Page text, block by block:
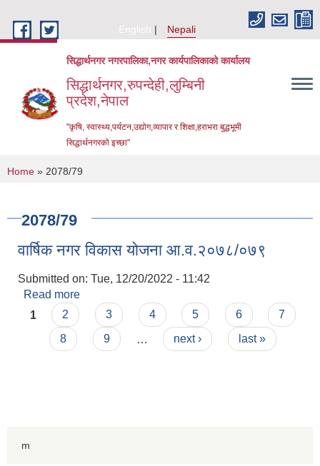
English
Nepali
सिद्धार्थनगर नगरपालिका,नगर कार्यपालिकाको कार्यालय
सिद्धार्थनगर,रुपन्देही,लुम्बिनी
प्रदेश,नेपाल
"कृषि, स्वास्थ्य,पर्यटन,उद्योग,व्यापार र शिक्षा,हराभरा बुद्धभूमी
सिद्धार्थनगरको इच्छा"
You are here
Home » 2078/79
2078/79
वार्षिक नगर विकास योजना आ.व.२०७८/०७९
Submitted on: Tue, 12/20/2022 - 11:42
Read more
Pages
1 2 3 4 5 6
7
8
9 next › last »
m